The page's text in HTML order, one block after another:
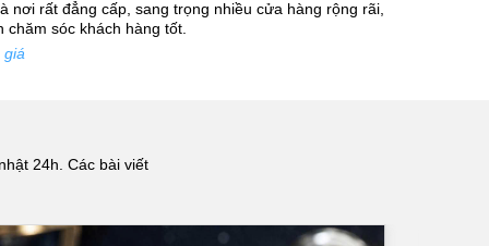
nơi rất đẳng cấp, sang trọng nhiều cửa hàng rộng rãi,
chăm sóc khách hàng tốt.
giá
24h. Các bài viết